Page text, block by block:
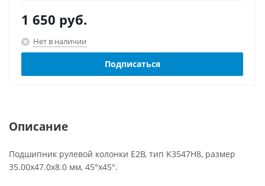
1 650 руб.
Нет в наличии
Подписаться
Описание
Подшипник рулевой колонки E2B, тип K3547H8, размер
35.00x47.0x8.0 мм, 45°х45°.